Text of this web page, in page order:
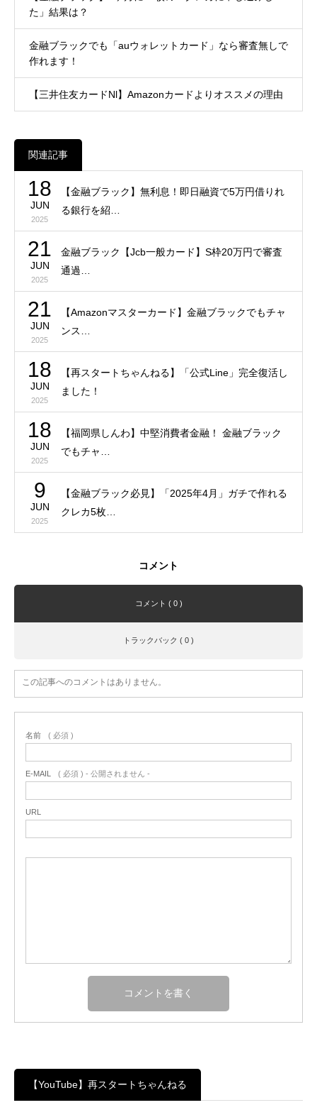
た」結果は？
金融ブラックでも「auウォレットカード」なら審査無しで
作れます！
【三井住友カードNl】Amazonカードよりオススメの理由
関連記事
18
JUN
2025
【金融ブラック】無利息！即日融資で5万円借りれ
る銀行を紹…
21
JUN
2025
金融ブラック【Jcb一般カード】S枠20万円で審査
通過…
21
JUN
2025
【Amazonマスターカード】金融ブラックでもチャ
ンス…
18
JUN
2025
【再スタートちゃんねる】「公式Line」完全復活し
ました！
18
JUN
2025
【福岡県しんわ】中堅消費者金融！ 金融ブラック
でもチャ…
9
JUN
2025
【金融ブラック必見】「2025年4月」ガチで作れる
クレカ5枚…
コメント
コメント ( 0 )
トラックバック ( 0 )
この記事へのコメントはありません。
名前 ( 必須 )
E-MAIL ( 必須 ) - 公開されません -
URL
【YouTube】再スタートちゃんねる